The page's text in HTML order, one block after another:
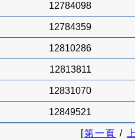
12784098
12784359
12810286
12813811
12831070
12849521
[第一頁 /